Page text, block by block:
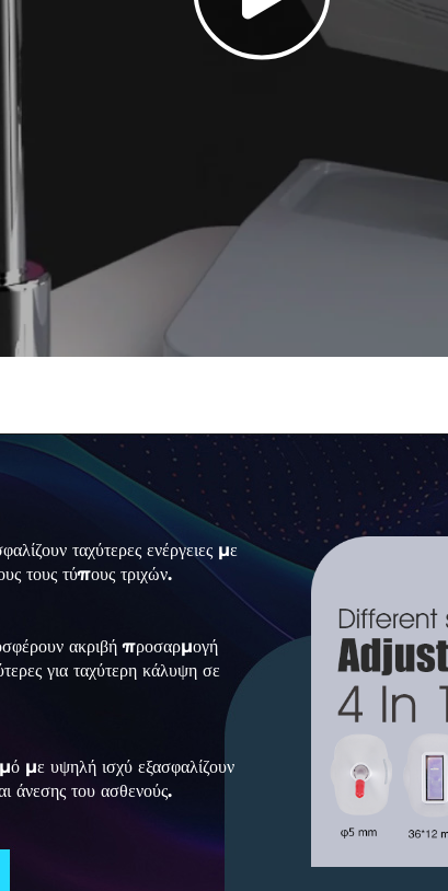
ταχύτερες ενέργειες με
τους τύπους τριχών.
ακριβή προσαρμογή
για ταχύτερη κάλυψη σε
με υψηλή ισχύ εξασφαλίζουν
άνεσης του ασθενούς.